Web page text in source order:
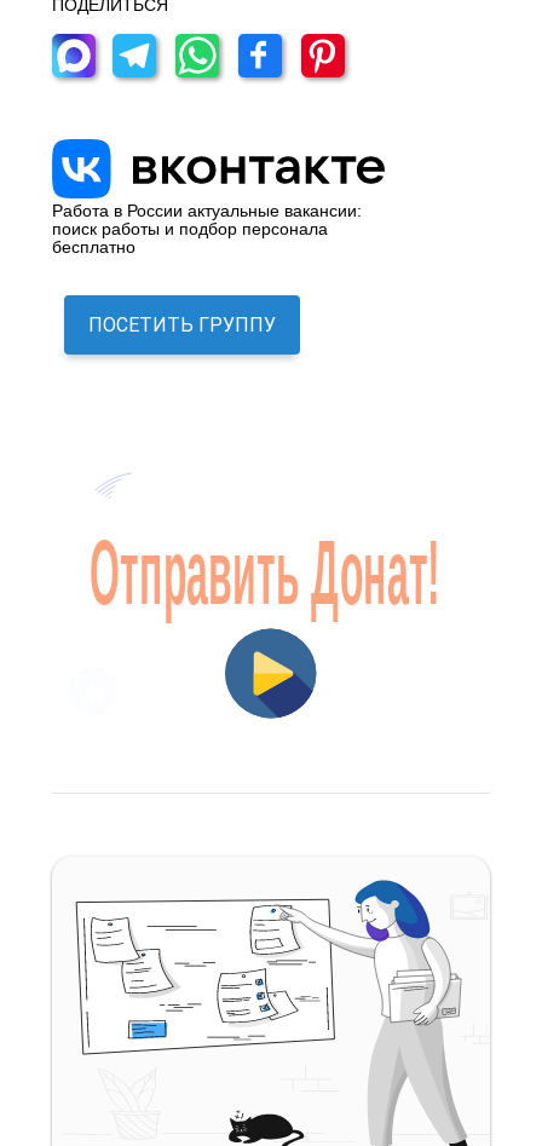
ПОДЕЛИТЬСЯ
Работа в России актуальные вакансии:
поиск работы и подбор персонала
бесплатно
ПОСЕТИТЬ ГРУППУ